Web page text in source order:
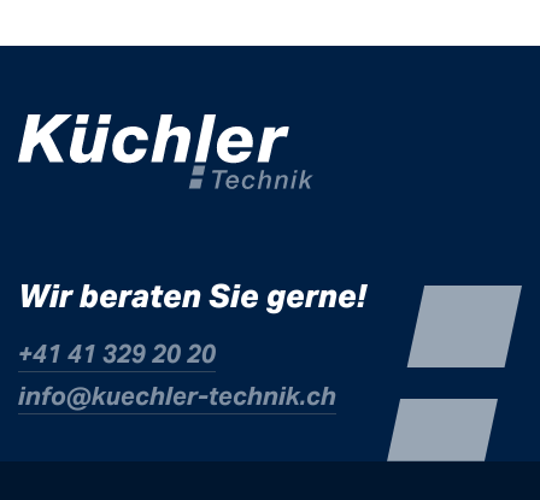
Wir beraten Sie gerne!
+41 41 329 20 20
info@kuechler-technik.ch